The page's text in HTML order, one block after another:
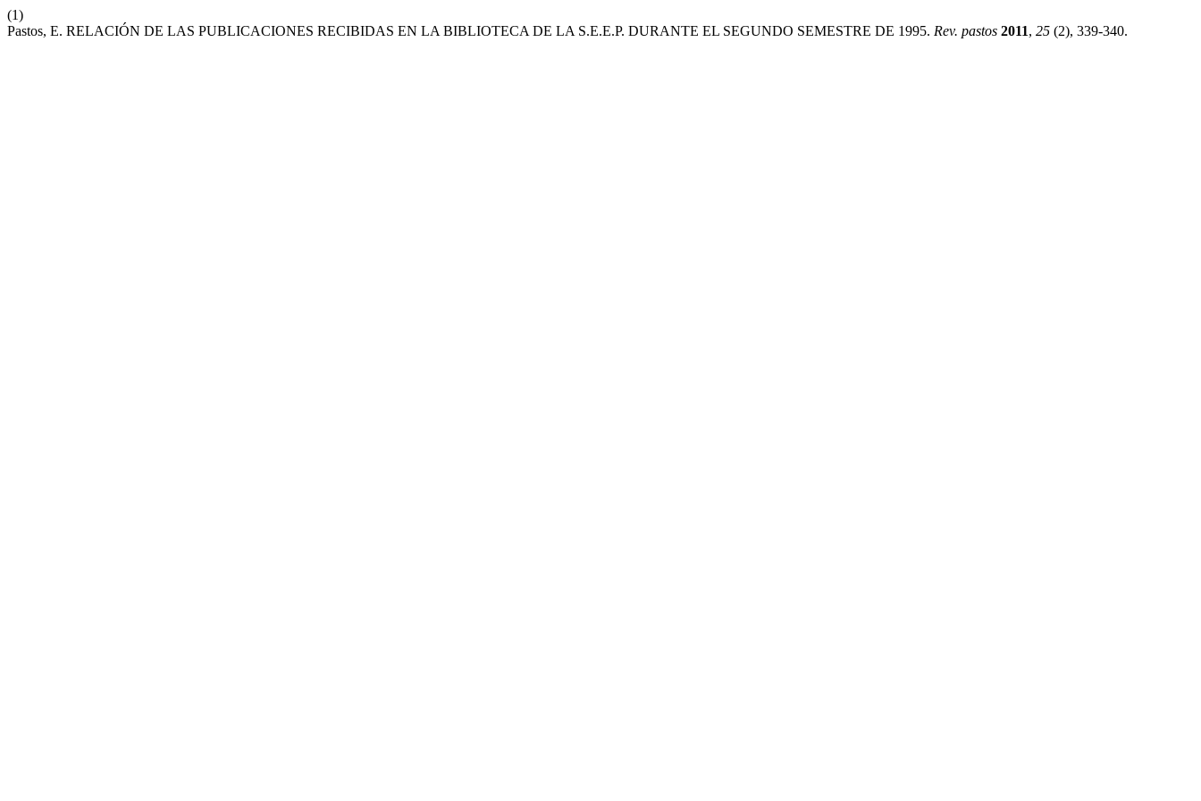
(1)
Pastos, E. RELACIÓN DE LAS PUBLICACIONES RECIBIDAS EN LA BIBLIOTECA DE LA S.E.E.P. DURANTE EL SEGUNDO SEMESTRE DE 1995. Rev. pastos 2011, 25 (2), 339-340.